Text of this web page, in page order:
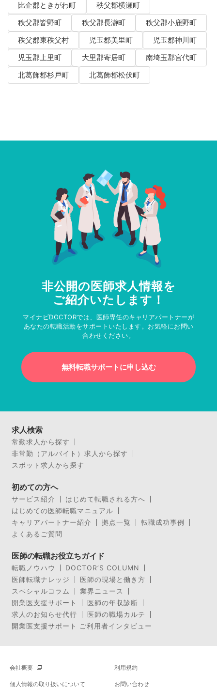
比企郡ときがわ町
秩父郡横瀬町
秩父郡皆野町
秩父郡長瀞町
秩父郡小鹿野町
秩父郡東秩父村
児玉郡美里町
児玉郡神川町
児玉郡上里町
大里郡寄居町
南埼玉郡宮代町
北葛飾郡杉戸町
北葛飾郡松伏町
非公開の医師求人情報を
ご紹介いたします！
マイナビDOCTORでは、医師専任のキャリアパートナーが
あなたの転職活動をサポートいたします。お気軽にお問い
合わせください。
無料転職サポートに申し込む
求人検索
常勤求人から探す
非常勤（アルバイト）求人から探す
スポット求人から探す
初めての方へ
サービス紹介
はじめて転職される方へ
はじめての医師転職マニュアル
キャリアパートナー紹介
拠点一覧
転職成功事例
よくあるご質問
医師の転職お役立ちガイド
転職ノウハウ
DOCTOR’S COLUMN
医師転職ナレッジ
医師の現場と働き方
スペシャルコラム
業界ニュース
開業医支援サポート
医師の年収診断
求人のお知らせ代行
医師の職場カルテ
開業医支援サポート ご利用者インタビュー
会社概要 利用規約
個人情報の取り扱いについて お問い合わせ